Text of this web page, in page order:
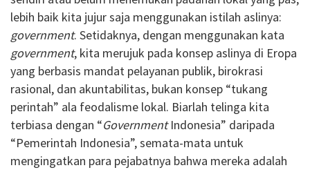
lebih baik kita jujur saja menggunakan istilah aslinya:
government. Setidaknya, dengan menggunakan kata
government, kita merujuk pada konsep aslinya di Eropa
yang berbasis mandat pelayanan publik, birokrasi
rasional, dan akuntabilitas, bukan konsep “tukang
perintah” ala feodalisme lokal. Biarlah telinga kita
terbiasa dengan “GovernmentIndonesia” daripada
“Pemerintah Indonesia”, semata-mata untuk
mengingatkan para pejabatnya bahwa mereka adalah